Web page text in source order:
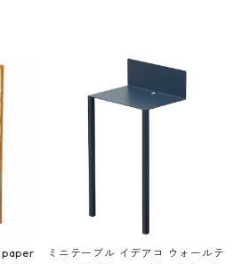
paper
ミニテーブル イデアコ ウォールテ